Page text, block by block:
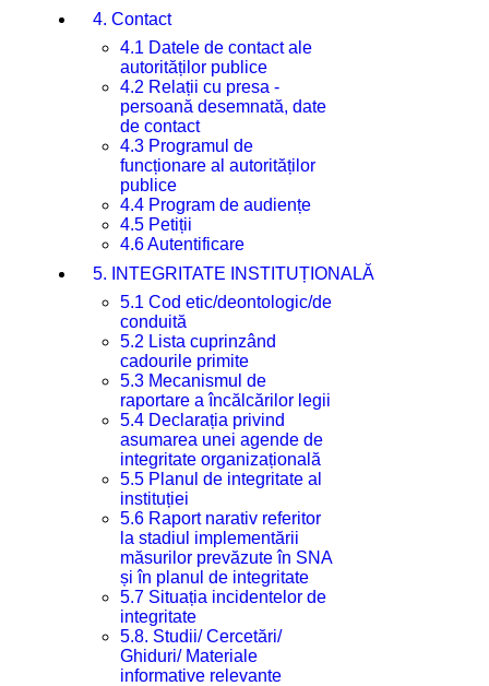
4. Contact
4.1 Datele de contact ale
autorităților publice
4.2 Relații cu presa -
persoană desemnată, date
de contact
4.3 Programul de
funcționare al autorităților
publice
4.4 Program de audiențe
4.5 Petiții
4.6 Autentificare
5. INTEGRITATE INSTITUȚIONALĂ
5.1 Cod etic/deontologic/de
conduită
5.2 Lista cuprinzând
cadourile primite
5.3 Mecanismul de
raportare a încălcărilor legii
5.4 Declarația privind
asumarea unei agende de
integritate organizațională
5.5 Planul de integritate al
instituției
5.6 Raport narativ referitor
la stadiul implementării
măsurilor prevăzute în SNA
și în planul de integritate
5.7 Situația incidentelor de
integritate
5.8. Studii/ Cercetări/
Ghiduri/ Materiale
informative relevante